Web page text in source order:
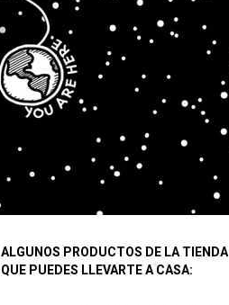
ALGUNOS PRODUCTOS DE LA TIENDA
QUE PUEDES LLEVARTE A CASA: